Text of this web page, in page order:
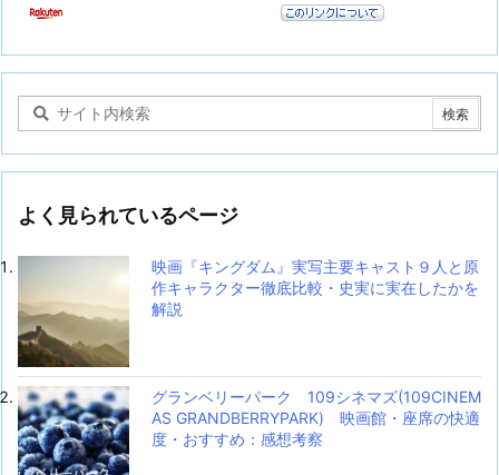
よく見られているページ
映画『キングダム』実写主要キャスト９人と原
作キャラクター徹底比較・史実に実在したかを
解説
グランベリーパーク 109シネマズ(109CINEM
AS GRANDBERRYPARK) 映画館・座席の快適
度・おすすめ：感想考察